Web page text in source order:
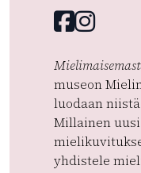
museon
luodaan
Millainen
yhdistele